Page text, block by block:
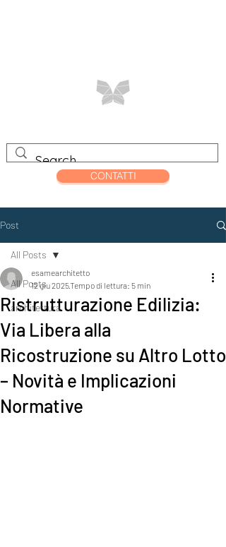
CONTATTI
Post
All Posts
architettura
All Posts
Ristrutturazione Edilizia:
Via Libera alla
Ricostruzione su Altro Lotto
– Novità e Implicazioni
Normative
esamearchitetto
12 giu 2025Tempo di lettura: 5 min